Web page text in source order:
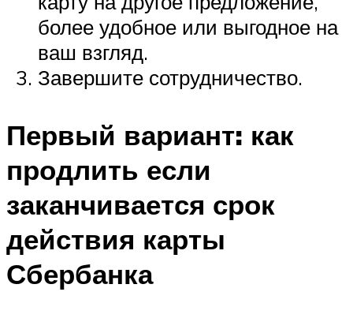
более удобное или выгодное на
ваш взгляд.
Завершите сотрудничество.
Первый вариант: как
продлить если
заканчивается срок
действия карты
Сбербанка